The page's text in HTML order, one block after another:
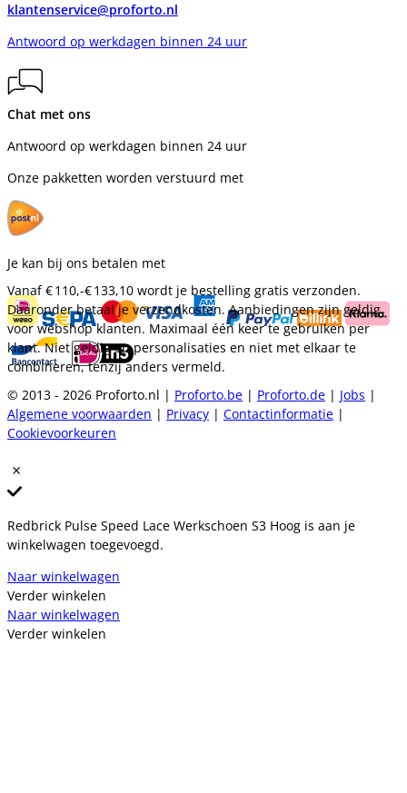
klantenservice@proforto.nl
Antwoord op werkdagen binnen 24 uur
Chat met ons
Antwoord op werkdagen binnen 24 uur
Onze pakketten worden verstuurd met
Je kan bij ons betalen met
Vanaf€ 110,-€ 133,10 wordt je bestelling gratis verzonden.
Daaronder betaal je verzendkosten. Aanbiedingen zijn geldig
voor webshop klanten. Maximaal één keer te gebruiken per
klant. Niet geldig op personalisaties en niet met elkaar te
combineren, tenzij anders vermeld.
© 2013 - 2026 Proforto.nl | Proforto.be | Proforto.de | Jobs |
Algemene voorwaarden | Privacy | Contactinformatie |
Cookievoorkeuren
Redbrick Pulse Speed Lace Werkschoen S3 Hoog is aan je
winkelwagen toegevoegd.
Naar winkelwagen
Verder winkelen
Naar winkelwagen
Verder winkelen